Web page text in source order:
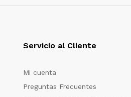
Servicio al Cliente
Mi cuenta
Preguntas Frecuentes